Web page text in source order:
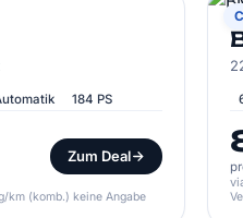
184 PS
Zum Deal
km (komb.) keine Angabe